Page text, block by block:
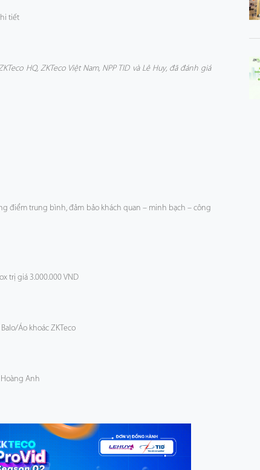
tiết
HQ, ZKTeco Việt Nam, NPP TID và Lê Huy, đã đánh giá
điểm trung bình, đảm bảo khách quan – minh bạch – công
trị giá 3.000.000 VND
Áo khoác ZKTeco
Anh